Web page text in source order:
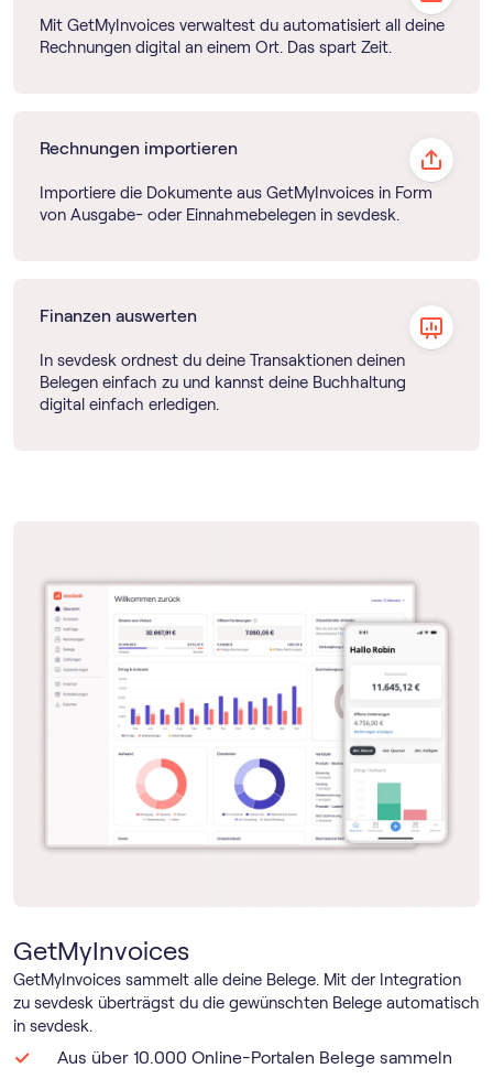
Mit GetMyInvoices verwaltest du automatisiert all deine
Rechnungen digital an einem Ort. Das spart Zeit.
Rechnungen importieren
Importiere die Dokumente aus GetMyInvoices in Form
von Ausgabe- oder Einnahmebelegen in sevdesk.
Finanzen auswerten
In sevdesk ordnest du deine Transaktionen deinen
Belegen einfach zu und kannst deine Buchhaltung
digital einfach erledigen.
GetMyInvoices
GetMyInvoices sammelt alle deine Belege. Mit der Integration
zu sevdesk überträgst du die gewünschten Belege automatisch
in sevdesk.
Aus über 10.000 Online-Portalen Belege sammeln